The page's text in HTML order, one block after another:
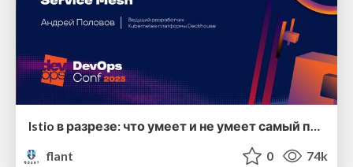
Istio в разрезе: что умеет и не умеет самый популярный Service Mesh
flant
0 74k